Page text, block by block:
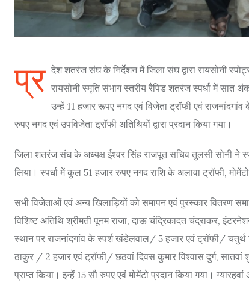
प्र देश शतरंज संघ के निर्देशन में जिला संघ द्वारा रायसोनी
रायसोनी स्मृति संभाग स्तरीय रैपिड शतरंज स्पर्धा में सात
उन्हें 11 हजार रूपए नगद एवं विजेता ट्रॉफी एवं
रुपए नगद एवं उपविजेता ट्रॉफी अतिथियों द्वारा प्रदान किया गया।
जिला शतरंज संघ के अध्यक्ष ईश्वर सिंह राजपूत सचिव तुलसी सोनी ने
लिया। स्पर्धा में कुल 51 हजार रुपए नगद राशि के अलावा ट्रॉफी,
सभी विजेताओं एवं अन्य खिलाड़ियों को समापन एवं पुरस्कार वितरण
विशिष्ट अतिथि श्रीमती पूनम राजा, दाऊ चंद्रिकादत चंद्राकर,
स्थान पर राजनांदगांव के स्पर्श खंडेलवाल/ 5 हजार एवं ट्रॉफी/
ठाकुर / 2 हजार एवं ट्रॉफी/ छठवां दिवस कुमार विश्वास दुर्ग, सातवां
प्राप्त किया। इन्हें 15 सौ रुपए एवं मोमेंटो प्रदान किया गया।